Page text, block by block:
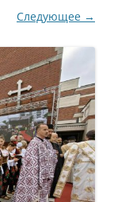
Следующее →